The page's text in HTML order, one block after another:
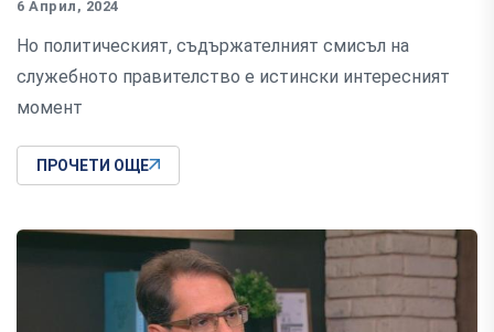
6 Април, 2024
Но политическият, съдържателният смисъл на
служебното правителство е истински интересният
момент
ПРОЧЕТИ ОЩЕ